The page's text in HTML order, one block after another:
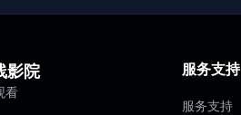
影院
看
服务支持
服务支持